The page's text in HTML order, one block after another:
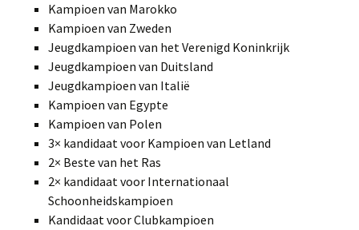
Kampioen van Marokko
Kampioen van Zweden
Jeugdkampioen van het Verenigd Koninkrijk
Jeugdkampioen van Duitsland
Jeugdkampioen van Italië
Kampioen van Egypte
Kampioen van Polen
3× kandidaat voor Kampioen van Letland
2× Beste van het Ras
2× kandidaat voor Internationaal
Schoonheidskampioen
Kandidaat voor Clubkampioen